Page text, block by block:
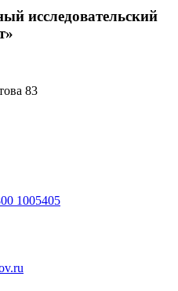
исследовательский
83
1005405